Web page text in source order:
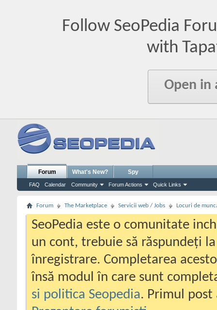
Follow SeoPedia
with
Open in
Forum
FAQ Calendar Community Forum Actions Quick Links
What's New? Spy
Forum The Marketplace Servicii web / Jobs Locuri de
SeoPedia este o comunitate
un cont, trebuie să răspundeți
înregistrare. Completarea
însă modul în care sunt
si politica Seopedia. Primul